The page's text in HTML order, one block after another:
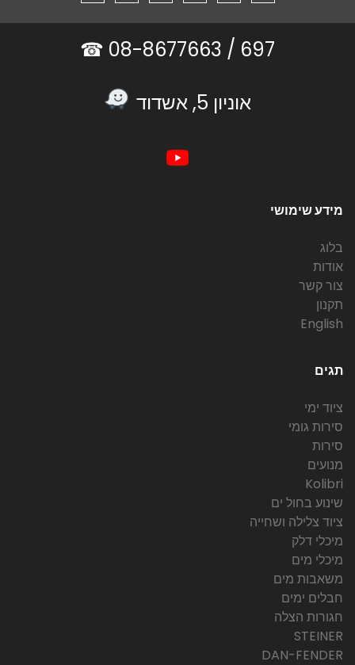
697 /
אוניון 5, אשדוד
מידע שימושי
בלוג
אודות
צור קשר
תקנון
English
תגים
ציוד ימי
סירות גומי
סירות
מנועים
Kolibri
שינוע בחול ים
ציוד צלילה ושחייה
מיכלי דלק
מיכלי מים
משאבות מים
חבלים ימים
חגורות הצלה
STEINER
DAN-FENDER